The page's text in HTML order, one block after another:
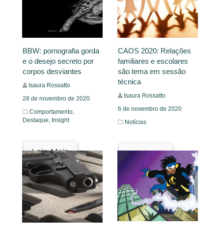
BBW: pornografia gorda
e o desejo secreto por
corpos desviantes
Isaura Rossatto
28 de novembro de 2020
Comportamento,
Destaque, Insight
Leia Mais
CAOS 2020: Relações
familiares e escolares
são tema em sessão
técnica
Isaura Rossatto
6 de novembro de 2020
Notícias
Leia Mais